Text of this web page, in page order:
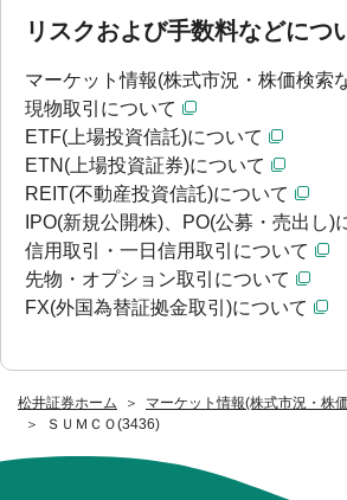
松井証券ホーム
マーケット情報(株式市況・株
ＳＵＭＣＯ(3436)
リスクおよび手数料などにつ
マーケット情報(株式市況・株価検索
現物取引について
ETF(上場投資信託)について
ETN(上場投資証券)について
REIT(不動産投資信託)について
IPO(新規公開株)、PO(公募・売出し)
信用取引・一日信用取引について
先物・オプション取引について
FX(外国為替証拠金取引)について